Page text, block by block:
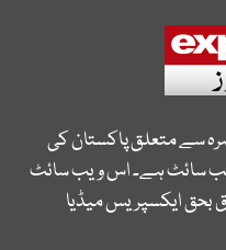
سے متعلق پاکستان کی
سائٹ ہے۔ اس ویب سائٹ
بحق ایکسپریس میڈیا